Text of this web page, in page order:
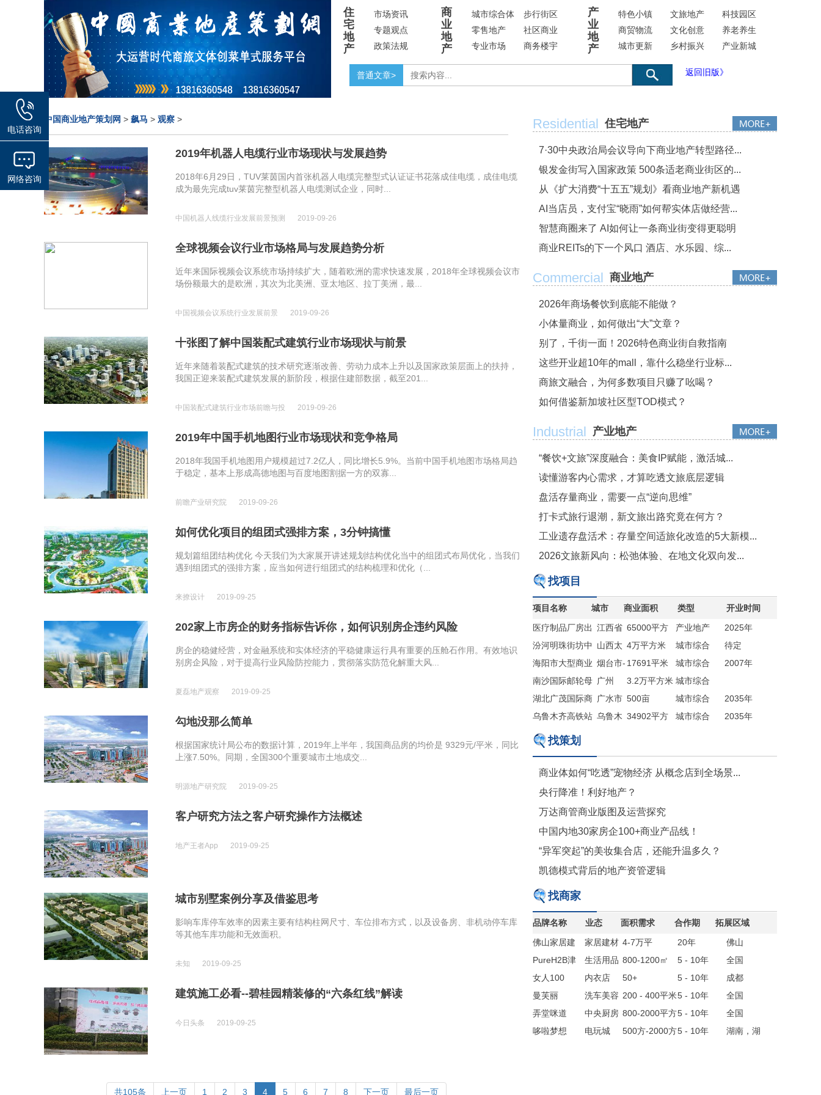
住
宅
地
产
市场资讯
专题观点
政策法规
商
业
地
产
城市综合体
步行街区
零售地产
社区商业
专业市场
商务楼宇
产
业
地
产
特色小镇 文旅地产
科技园区
商贸物流
文化创意
养老养生
城市更新
乡村振兴 产业新城
普通文章> 返回旧版》
中国商业地产策划网 > 飙马 > 观察 >
2019年机器人电缆行业市场现状与发展趋势
2018年6月29日，TUV莱茵国内首张机器人电缆完整型式认证证书花落成佳电缆，成佳电缆
成为最先完成tuv莱茵完整型机器人电缆测试企业，同时...
中国机器人线缆行业发展前景预测 2019-09-26
全球视频会议行业市场格局与发展趋势分析
近年来国际视频会议系统市场持续扩大，随着欧洲的需求快速发展，2018年全球视频会议市
场份额最大的是欧洲，其次为北美洲、亚太地区、拉丁美洲，最...
中国视频会议系统行业发展前景 2019-09-26
十张图了解中国装配式建筑行业市场现状与前景
近年来随着装配式建筑的技术研究逐渐改善、劳动力成本上升以及国家政策层面上的扶持，
我国正迎来装配式建筑发展的新阶段，根据住建部数据，截至201...
中国装配式建筑行业市场前瞻与投 2019-09-26
2019年中国手机地图行业市场现状和竞争格局
2018年我国手机地图用户规模超过7.2亿人，同比增长5.9%。当前中国手机地图市场格局趋
于稳定，基本上形成高德地图与百度地图割据一方的双寡...
前瞻产业研究院 2019-09-26
如何优化项目的组团式强排方案，3分钟搞懂
规划篇组团结构优化 今天我们为大家展开讲述规划结构优化当中的组团式布局优化，当我们
遇到组团式的强排方案，应当如何进行组团式的结构梳理和优化（...
来撩设计 2019-09-25
202家上市房企的财务指标告诉你，如何识别房企违约风险
房企的稳健经营，对金融系统和实体经济的平稳健康运行具有重要的压舱石作用。有效地识
别房企风险，对于提高行业风险防控能力，贯彻落实防范化解重大风...
夏磊地产观察 2019-09-25
勾地没那么简单
根据国家统计局公布的数据计算，2019年上半年，我国商品房的均价是 9329元/平米，同比
上涨7.50%。同期，全国300个重要城市土地成交...
明源地产研究院 2019-09-25
客户研究方法之客户研究操作方法概述
地产王者App 2019-09-25
城市别墅案例分享及借鉴思考
影响车库停车效率的因素主要有结构柱网尺寸、车位排布方式，以及设备房、非机动停车库
等其他车库功能和无效面积。
未知 2019-09-25
建筑施工必看--碧桂园精装修的“六条红线”解读
今日头条 2019-09-25
共105条 上一页 1 2 3 4 5 6 7 8 下一页 最后一页
Residential 住宅地产
7·30中央政治局会议导向下商业地产转型路径...
银发金街写入国家政策 500条适老商业街区的...
从《扩大消费“十五五”规划》看商业地产新机遇
AI当店员，支付宝“晓雨”如何帮实体店做经营...
智慧商圈来了 AI如何让一条商业街变得更聪明
商业REITs的下一个风口 酒店、水乐园、综...
Commercial 商业地产
2026年商场餐饮到底能不能做？
小体量商业，如何做出“大”文章？
别了，千街一面！2026特色商业街自救指南
这些开业超10年的mall，靠什么稳坐行业标...
商旅文融合，为何多数项目只赚了吆喝？
如何借鉴新加坡社区型TOD模式？
Industrial 产业地产
“餐饮+文旅”深度融合：美食IP赋能，激活城...
读懂游客内心需求，才算吃透文旅底层逻辑
盘活存量商业，需要一点“逆向思维”
打卡式旅行退潮，新文旅出路究竟在何方？
工业遗存盘活术：存量空间适旅化改造的5大新模...
2026文旅新风向：松弛体验、在地文化双向发...
找项目
项目名称 城市 商业面积 类型 开业时间
医疗制品厂房出
售
江西省
九江市
65000平方
米
产业地产
2025年
汾河明珠街坊中
心
山西太
原
4万平方米
城市综合
体
待定
海阳市大型商业
体出售
烟台市-
海阳市
17691平米
（赠送地下
室约5000平
米）
城市综合
体
2007年
南沙国际邮轮母
港商业综合体
广州 3.2万平方米 城市综合
体
湖北广茂国际商
贸新城
广水市 500亩
城市综合
体
2035年
乌鲁木齐高铁站
项目
乌鲁木 34902平方
城市综合
2035年
找策划
商业体如何“吃透”宠物经济 从概念店到全场景...
央行降准！利好地产？
万达商管商业版图及运营探究
中国内地30家房企100+商业产品线！
“异军突起”的美妆集合店，还能升温多久？
凯德模式背后的地产资管逻辑
找商家
品牌名称 业态 面积需求 合作期 拓展区域
佛山家居建
材联盟
家居建材 4-7万平 20年
佛山
PureH2B津
梁生活
生活用品
集合店
800-1200㎡ 5 - 10年
全国
女人100
内衣店 50+ 5 - 10年
成都
曼芙丽
洗车美容
店
200 - 400平米5 - 10年
全国
弄堂咪道
中央厨房 800-2000平方5 - 10年
全国
哆啦梦想
电玩城 500方-2000方5 - 10年
湖南，湖
电话咨询
网络咨询